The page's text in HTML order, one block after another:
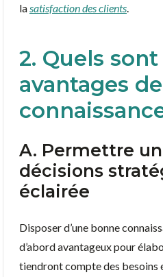
la satisfaction des clients
2. Quels sont
avantages
A. Permettre
décisions
éclairée
Disposer d’une bonne
d’abord avantageux pour
tiendront compte des besoins